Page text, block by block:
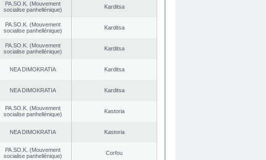
PA.SO.K. (Mouvement
socialise panhellénique)
Karditsa
PA.SO.K. (Mouvement
socialise panhellénique)
Karditsa
PA.SO.K. (Mouvement
socialise panhellénique)
Karditsa
NEA DΙMOKRATIA Karditsa
NEA DΙMOKRATIA Karditsa
PA.SO.K. (Mouvement
socialise panhellénique)
Kastoria
NEA DΙMOKRATIA Kastoria
PA.SO.K. (Mouvement
socialise panhellénique)
Corfou